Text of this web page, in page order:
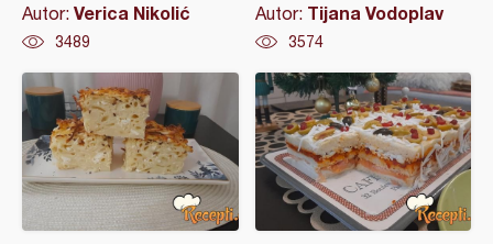
Autor: Verica Nikolić
3489
Autor: Tijana Vodoplav
3574